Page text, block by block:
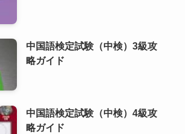
中国語検定試験（中検）3級攻
略ガイド
中国語検定試験（中検）4級攻
略ガイド